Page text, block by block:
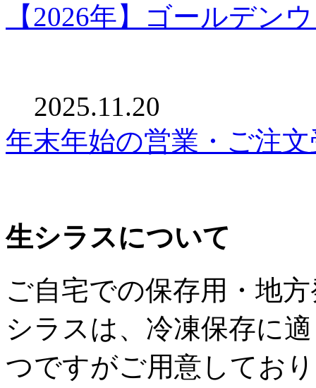
【2026年】ゴールデン
2025.11.20
年末年始の営業・ご注
生シラスについて
ご自宅での保存用・地
シラスは、冷凍保存に
つですがご用意してお